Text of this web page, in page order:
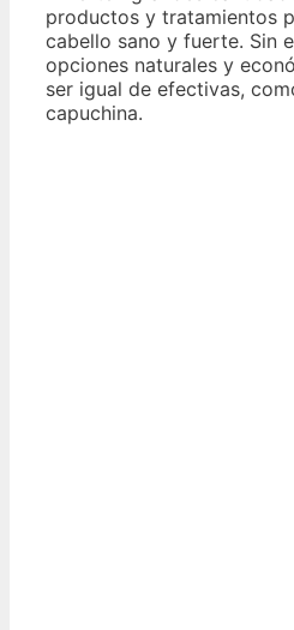
productos y tratamientos
cabello sano y fuerte. Sin
opciones naturales y
ser igual de efectivas,
capuchina.